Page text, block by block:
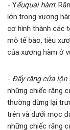
- Yếuquai hàm:
lớn trong xương
cơ hình thành các
mô tế bào, tiêu
của xương hàm ở
- Đẩy răng cửa lộn
những chiếc răng
thường dừng lại
trên và dưới mọc
những chiếc răng